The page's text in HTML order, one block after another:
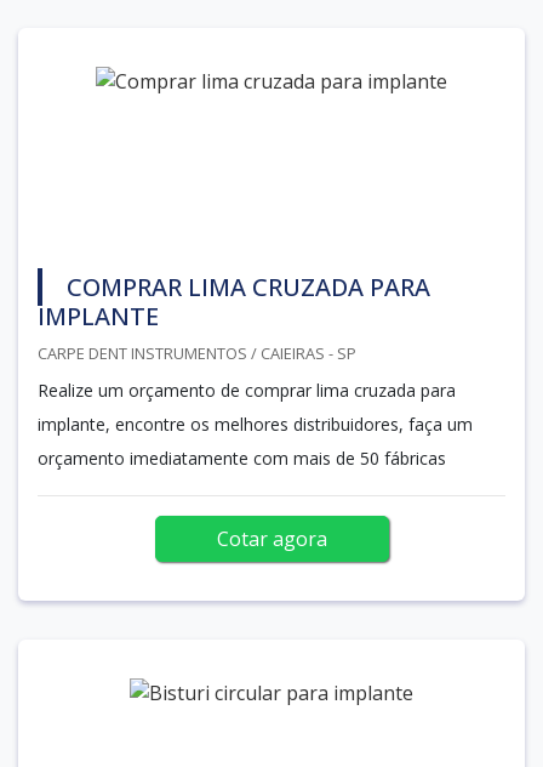
COMPRAR LIMA CRUZADA PARA
IMPLANTE
CARPE DENT INSTRUMENTOS / CAIEIRAS - SP
Realize um orçamento de comprar lima cruzada para
implante, encontre os melhores distribuidores, faça um
orçamento imediatamente com mais de 50 fábricas
Cotar agora